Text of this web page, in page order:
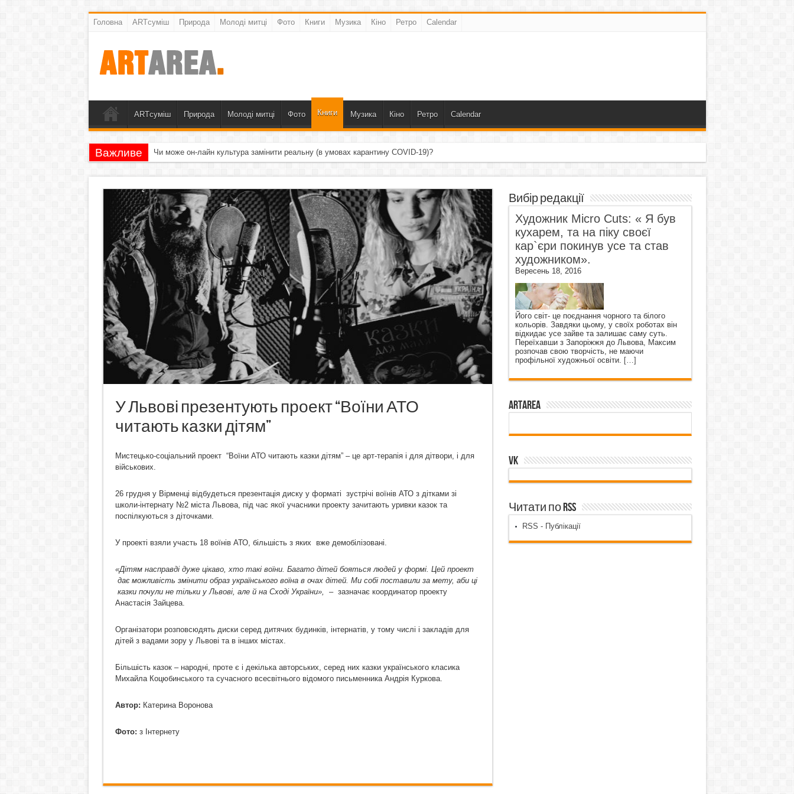
Головна ARTсуміш Природа Молоді митці Фото Книги Музика Кіно Ретро Calendar
ARTсуміш Природа Молоді митці Фото Книги Музика Кіно Ретро Calendar
Важливе Чи може он-лайн культура замінити реальну (в умовах карантину COVID-19)?
У Львові презентують проект “Воїни АТО
читають казки дітям”
Мистецько-соціальний проект “Воїни АТО читають казки дітям” – це арт-терапія і для дітвори, і для
військових.
26 грудня у Вірменці відбудеться презентація диску у форматі зустрічі воїнів АТО з дітками зі
школи-інтернату №2 міста Львова, під час якої учасники проекту зачитають уривки казок та
поспілкуються з діточками.
У проекті взяли участь 18 воїнів АТО, більшість з яких вже демобілізовані.
«Дітям насправді дуже цікаво, хто такі воїни. Багато дітей бояться людей у формі. Цей проект
дає можливість змінити образ українського воїна в очах дітей. Ми собі поставили за мету, аби ці
казки почули не тільки у Львові, але й на Сході України», – зазначає координатор проекту
Анастасія Зайцева.
Організатори розповсюдять диски серед дитячих будинків, інтернатів, у тому числі і закладів для
дітей з вадами зору у Львові та в інших містах.
Більшість казок – народні, проте є і декілька авторських, серед них казки українського класика
Михайла Коцюбинського та сучасного всесвітнього відомого письменника Андрія Куркова.
Автор: Катерина Воронова
Фото: з Інтернету
Вибір редакції
Художник Micro Cuts: « Я був
кухарем, та на піку своєї
кар`єри покинув усе та став
художником».
Вересень 18, 2016
Його світ- це поєднання чорного та білого
кольорів. Завдяки цьому, у своїх роботах він
відкидає усе зайве та залишає саму суть.
Переїхавши з Запоріжжя до Львова, Максим
розпочав свою творчість, не маючи
профільної художньої освіти. […]
ArtArea
VK
Читати по RSS
RSS - Публікації